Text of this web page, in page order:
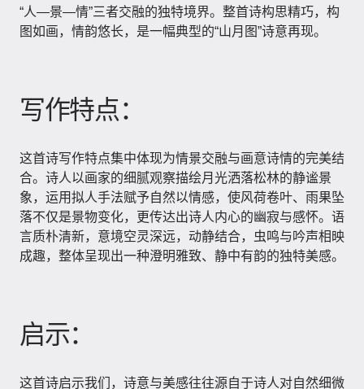
“人—景—情”三者交融的独特境界。整首诗构思精巧，构
图如画，情韵悠长，是一幅典型的“山月图”诗意再现。
写作特点：
这首诗写作特点集中体现为情景交融与画意诗情的完美结
合。诗人以画家的细腻观察描绘月光洒落松林的静谧景
象，运用拟人手法赋予自然以情感，使风荷卷叶、雨果坠
落不仅是景物变化，更传达出诗人内心的幽寂与感怀。语
言质朴清新，意境空灵深远，动静结合，虫鸣与吟声相映
成趣，整体呈现出一种澄明雅致、静中有韵的独特美感。
启示：
这首诗启示我们，诗意与美感往往源自于诗人对自然细微